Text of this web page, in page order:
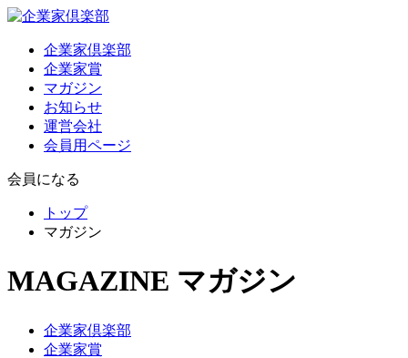
企業家倶楽部
企業家賞
マガジン
お知らせ
運営会社
会員用ページ
会員になる
トップ
マガジン
MAGAZINE マガジン
企業家倶楽部
企業家賞